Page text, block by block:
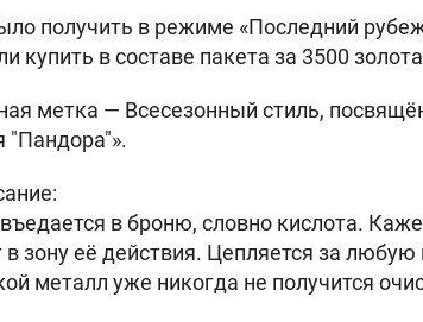
получить в режиме «Последний
купить в составе пакета за 3500
метка — Всесезонный стиль,
"Пандора"».
в броню, словно кислота.
в зону её действия. Цепляется за
металл уже никогда не получится